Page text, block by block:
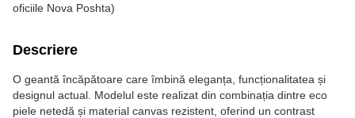
oficiile Nova Poshta)
Descriere
O geantă încăpătoare care îmbină eleganța, funcționalitatea și
designul actual. Modelul este realizat din combinația dintre eco
piele netedă și material canvas rezistent, oferind un contrast